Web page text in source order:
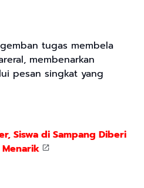
tugas membela
membenarkan
pesan singkat yang
Siswa di Sampang Diberi
Menarik